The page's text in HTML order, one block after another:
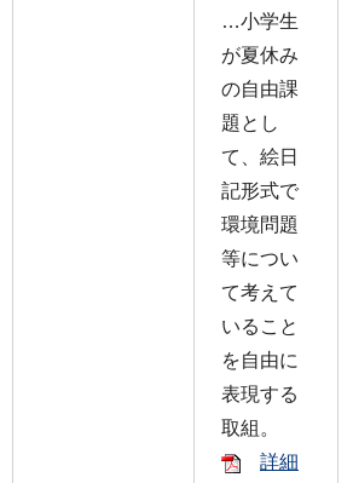
…小学生
が夏休み
の自由課
題とし
て、絵日
記形式で
環境問題
等につい
て考えて
いること
を自由に
表現する
取組。
詳細